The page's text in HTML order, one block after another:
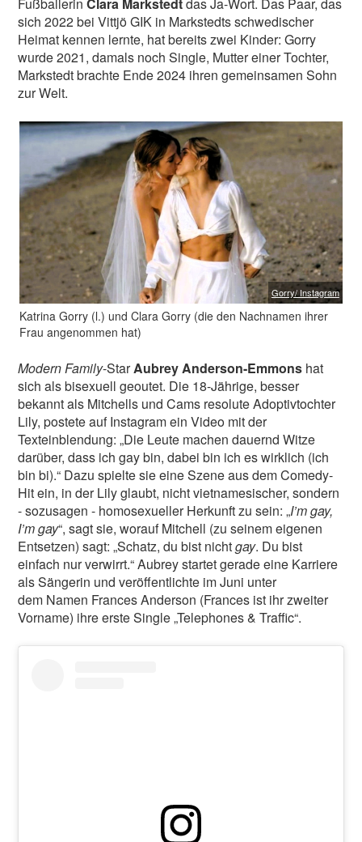
sich 2022 bei Vittjö GIK in Markstedts schwedischer
Heimat kennen lernte, hat bereits zwei Kinder: Gorry
wurde 2021, damals noch Single, Mutter einer Tochter,
Markstedt brachte Ende 2024 ihren gemeinsamen Sohn
zur Welt.
Gorry/ Instagram
Katrina Gorry (l.) und Clara Gorry (die den Nachnamen ihrer
Frau angenommen hat)
Modern Family-StarAubrey Anderson-Emmons hat
sich als bisexuell geoutet. Die 18-Jährige, besser
bekannt als Mitchells und Cams resolute Adoptivtochter
Lily, postete auf Instagram ein Video mit der
Texteinblendung: „Die Leute machen dauernd Witze
darüber, dass ich gay bin, dabei bin ich es wirklich (ich
bin bi).“ Dazu spielte sie eine Szene aus dem Comedy-
Hit ein, in der Lily glaubt, nicht vietnamesischer, sondern
- sozusagen - homosexueller Herkunft zu sein: „I’m gay,
I’m gay“, sagt sie, worauf Mitchell (zu seinem eigenen
Entsetzen) sagt: „Schatz, du bist nichtgay. Du bist
einfach nur verwirrt.“ Aubrey startet gerade eine Karriere
als Sängerin und veröffentlichte im Juni unter
dem Namen Frances Anderson (Frances ist ihr zweiter
Vorname) ihre erste Single „Telephones & Traffic“.